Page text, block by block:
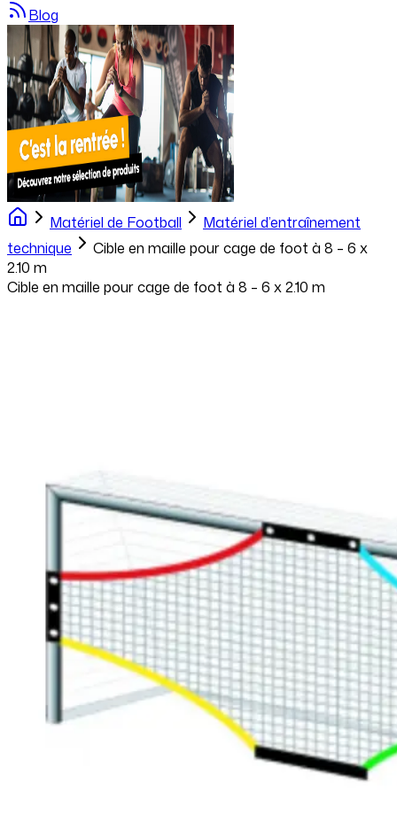
Blog
Matériel de Football
Matériel d’entraînement
technique
Cible en maille pour cage de foot à 8 – 6 x
2.10 m
Cible en maille pour cage de foot à 8 – 6 x 2.10 m